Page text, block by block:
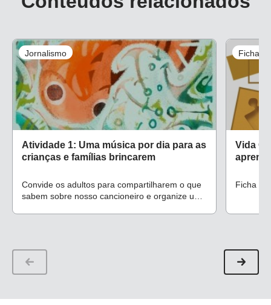
Jornalismo
Atividade 1: Uma música por dia para as
crianças e famílias brincarem
Convide os adultos para compartilharem o que
sabem sobre nosso cancioneiro e organize uma
Ficha
Vida
Ficha